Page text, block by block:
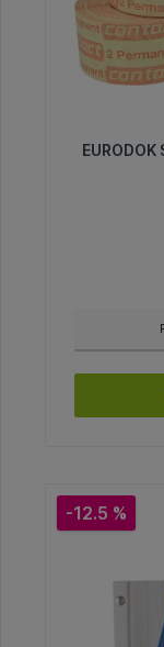
-12.5 %